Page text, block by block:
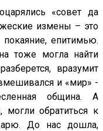
«совет да
измены – это
епитимью.
тоже могла найти
вразумит
и «мир» -
община. А
обратиться к
До нас дошла,